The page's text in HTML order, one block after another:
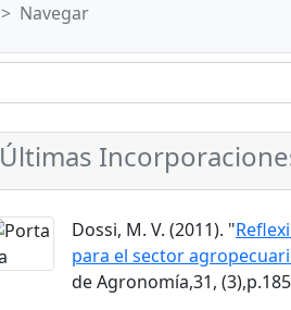
Navegar
Últimas
Dossi, M. V. (2011). "
para el sector
de Agronomía,31,